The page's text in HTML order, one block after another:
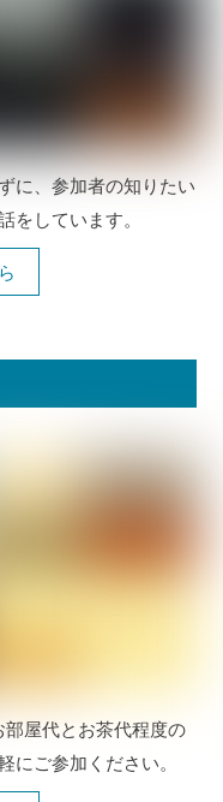
に、参加者の知りたい
をしています。
屋代とお茶代程度の
にご参加ください。